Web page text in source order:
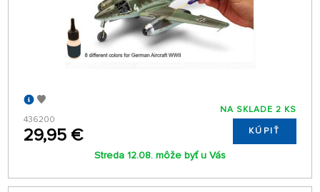
436200
29,95 €
NA SKLADE 2 KS
KÚPIŤ
Streda 12.08. môže byť u Vás